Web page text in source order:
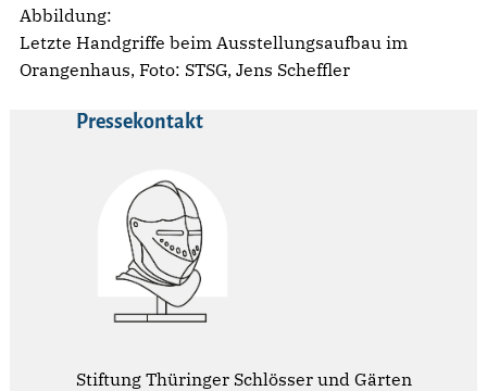
Abbildung:
Letzte Handgriffe beim Ausstellungsaufbau im
Orangenhaus, Foto: STSG, Jens Scheffler
Pressekontakt
Stiftung Thüringer Schlösser und Gärten